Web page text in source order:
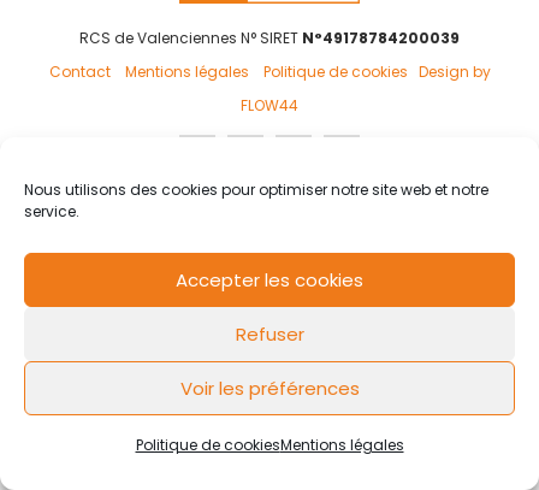
Nous utilisons des cookies pour optimiser notre site web et notre
service.
Accepter les cookies
Refuser
Voir les préférences
Politique de cookiesMentions légales
RCS de Valenciennes N° SIRET N°49178784200039
Contact
Mentions légales Politique de cookies Design by
FLOW44